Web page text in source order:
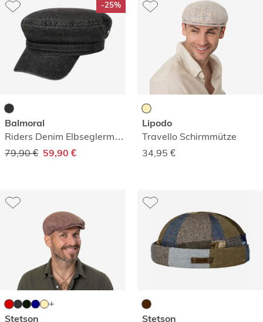
-25%
Balmoral
Riders Denim Elbseglermütze
79,90 € 59,90 €
Lipodo
Travello Schirmmütze
34,95 €
Stetson Stetson